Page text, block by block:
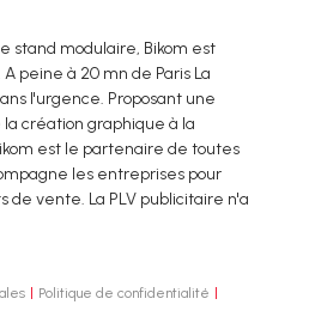
stand modulaire, Bikom est
peine à 20 mn de Paris La
l'urgence. Proposant une
création graphique à la
est le partenaire de toutes
les entreprises pour
vente. La PLV publicitaire n'a
Politique de confidentialité